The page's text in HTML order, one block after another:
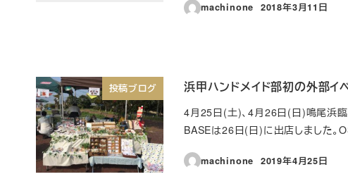
machinone
投稿日
2018年3月11日
投稿ブログ 浜甲ハンドメイド部初の外部イ
4月25日(土)、4月26日(日)鳴尾浜臨
BASEは26日(日)に出店しました
machinone
投稿日
2019年4月25日